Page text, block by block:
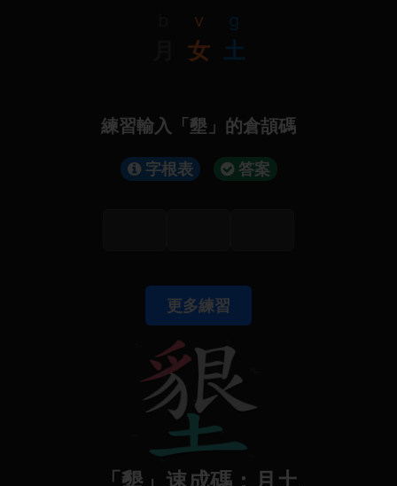
v
女
g
土
練習輸入「墾」的倉頡碼
字根表 答案
更多練習